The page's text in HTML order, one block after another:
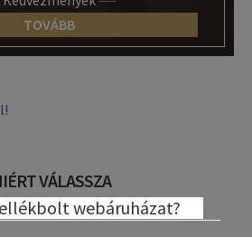
TOVÁBB
VÁLASSZA
webáruházat?